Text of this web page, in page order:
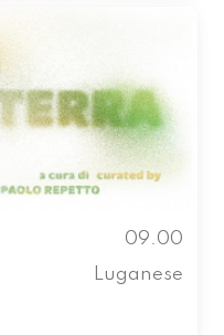
09.00
Luganese